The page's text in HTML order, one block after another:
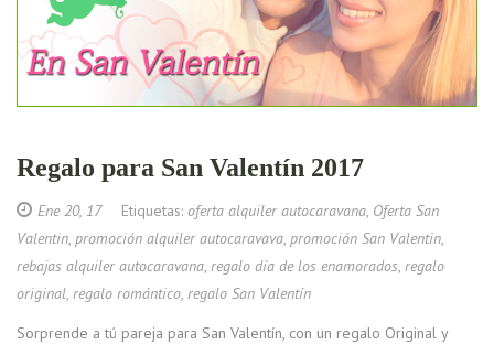
Regalo para San Valentín 2017
Ene 20, 17Etiquetas: oferta alquiler autocaravana Oferta San
Valentin promoción alquiler autocaravava promoción San Valentin
rebajas alquiler autocaravana regalo día de los enamorados regalo
original regalo romántico regalo San Valentín
Sorprende a tú pareja para San Valentín, con un regalo Original y